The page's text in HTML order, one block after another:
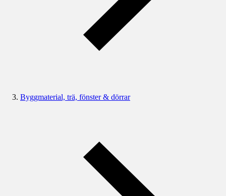
Byggmaterial, trä, fönster & dörrar